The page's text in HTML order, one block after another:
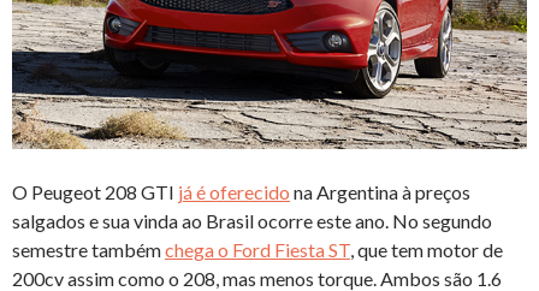
O Peugeot 208 GTI já é oferecido na Argentina à preços
salgados e sua vinda ao Brasil ocorre este ano. No segundo
semestre tambémchega o Ford Fiesta ST , que tem motor de
200cv assim como o 208, mas menos torque. Ambos são 1.6